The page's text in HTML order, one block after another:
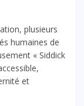
plusieurs
humaines de
« Siddick
et